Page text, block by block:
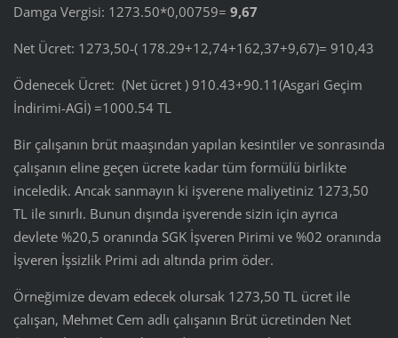
Damga Vergisi: 1273.50*0,00759= 9,67
Net Ücret: 1273,50-( 178.29+12,74+162,37+9,67)= 910,43
Ödenecek Ücret: (Net ücret ) 910.43+90.11(Asgari Geçim
İndirimi-AGİ) =1000.54 TL
Bir çalışanın brüt maaşından yapılan kesintiler ve sonrasında
çalışanın eline geçen ücrete kadar tüm formülü birlikte
inceledik. Ancak sanmayın ki işverene maliyetiniz 1273,50
TL ile sınırlı. Bunun dışında işverende sizin için ayrıca
devlete %20,5 oranında SGK İşveren Pirimi ve %02 oranında
İşveren İşsizlik Primi adı altında prim öder.
Örneğimize devam edecek olursak 1273,50 TL ücret ile
çalışan, Mehmet Cem adlı çalışanın Brüt ücretinden Net